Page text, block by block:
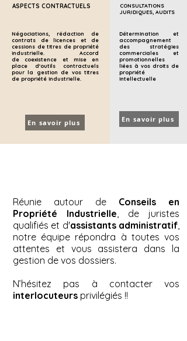
ASPECTS CONTRACTUELS
Négociations, rédaction de
contrats de licences et de
cessions de titres de propriété
industrielle. Accord
decoexistence et mise en
place d'outils contractuels
pour la gestion de vos titres
de propriété industrielle.
En savoir plus
CONSULTATIONS
JURIDIQUES, AUDITS
Détermination et
accompagnement
des stratégies
commerciales et
promotionnelles
liées à vos droits de
propriété
intellectuelle
En savoir plus
Réunie autour de Conseils en
Propriété Industrielle, de juristes
qualifiés et d'assistants administratif,
notre équipe répondra à toutes vos
attentes et vous assistera dans la
gestion de vos dossiers.
N’hésitez pas à contacter vos
interlocuteurs privilégiés !!